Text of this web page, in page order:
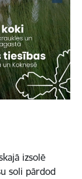
izsolē
soli pārdod